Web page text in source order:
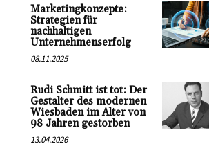
Marketingkonzepte:
Strategien für
nachhaltigen
Unternehmenserfolg
08.11.2025
Rudi Schmitt ist tot: Der
Gestalter des modernen
Wiesbaden im Alter von
98 Jahren gestorben
13.04.2026